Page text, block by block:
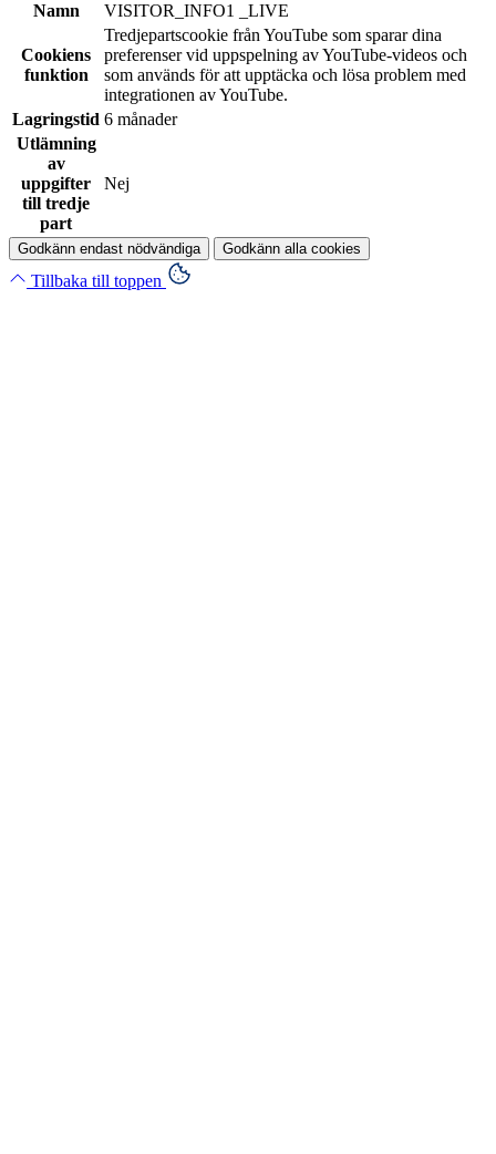
Namn VISITOR_INFO1 _LIVE
Cookiens
funktion
Tredjepartscookie från YouTube som sparar dina
preferenser vid uppspelning av YouTube-videos och
som används för att upptäcka och lösa problem med
integrationen av YouTube.
Lagringstid 6 månader
Utlämning
av
uppgifter
till tredje
part
Nej
Godkänn endast nödvändiga Godkänn alla cookies
Tillbaka till toppen